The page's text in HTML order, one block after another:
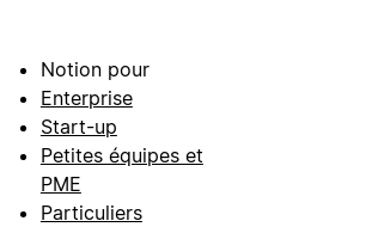
Notion pour
Enterprise
Start-up
Petites équipes et
PME
Particuliers